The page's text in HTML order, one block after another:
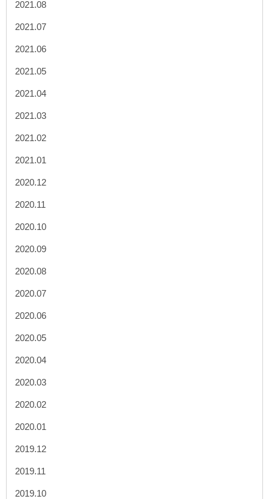
2021.08
2021.07
2021.06
2021.05
2021.04
2021.03
2021.02
2021.01
2020.12
2020.11
2020.10
2020.09
2020.08
2020.07
2020.06
2020.05
2020.04
2020.03
2020.02
2020.01
2019.12
2019.11
2019.10